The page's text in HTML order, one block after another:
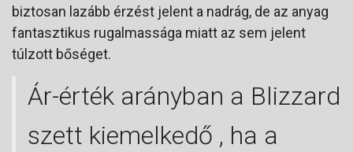
biztosan lazább érzést jelent a nadrág, de az anyag
fantasztikus rugalmassága miatt az sem jelent
túlzott bőséget.
Ár-érték arányban a Blizzard
szett kiemelkedő , ha a